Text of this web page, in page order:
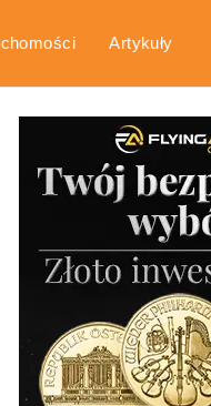
Artykuły